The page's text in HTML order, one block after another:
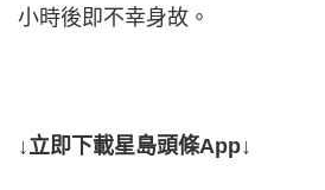
小時後即不幸身故。
↓立即下載星島頭條App↓